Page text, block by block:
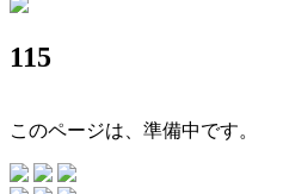
115
このページは、準備中です。